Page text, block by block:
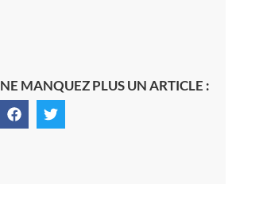
NE MANQUEZ PLUS UN ARTICLE :